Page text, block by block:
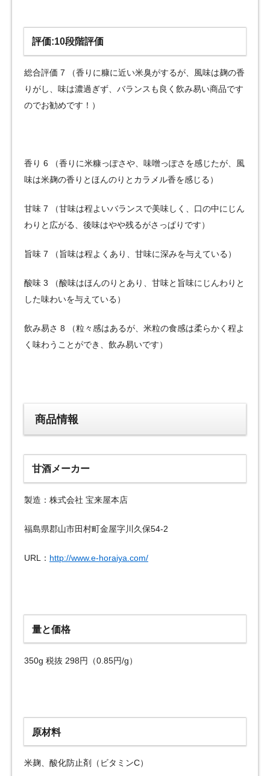
評価:10段階評価
総合評価 7 （香りに糠に近い米臭がするが、風味は麹の香
りがし、味は濃過ぎず、バランスも良く飲み易い商品です
のでお勧めです！）
香り 6 （香りに米糠っぽさや、味噌っぽさを感じたが、風
味は米麹の香りとほんのりとカラメル香を感じる）
甘味 7 （甘味は程よいバランスで美味しく、口の中にじん
わりと広がる、後味はやや残るがさっぱりです）
旨味 7 （旨味は程よくあり、甘味に深みを与えている）
酸味 3 （酸味はほんのりとあり、甘味と旨味にじんわりと
した味わいを与えている）
飲み易さ 8 （粒々感はあるが、米粒の食感は柔らかく程よ
く味わうことができ、飲み易いです）
商品情報
甘酒メーカー
製造：株式会社 宝来屋本店
福島県郡山市田村町金屋字川久保54-2
URL： http://www.e-horaiya.com/
量と価格
350g 税抜 298円（0.85円/g）
原材料
米麹、酸化防止剤（ビタミンC）